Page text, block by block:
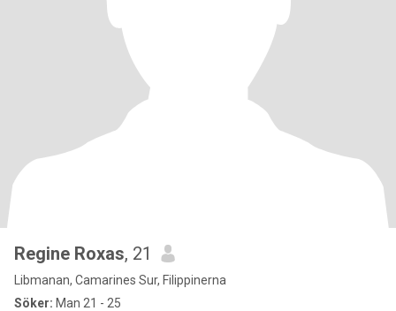
Regine Roxas, 21
Libmanan, Camarines Sur, Filippinerna
Söker: Man 21 - 25